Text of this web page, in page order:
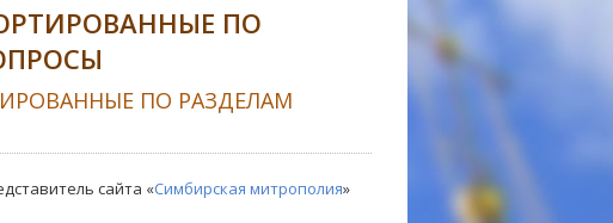
ПО
ПО РАЗДЕЛАМ
сайта «Симбирская митрополия»